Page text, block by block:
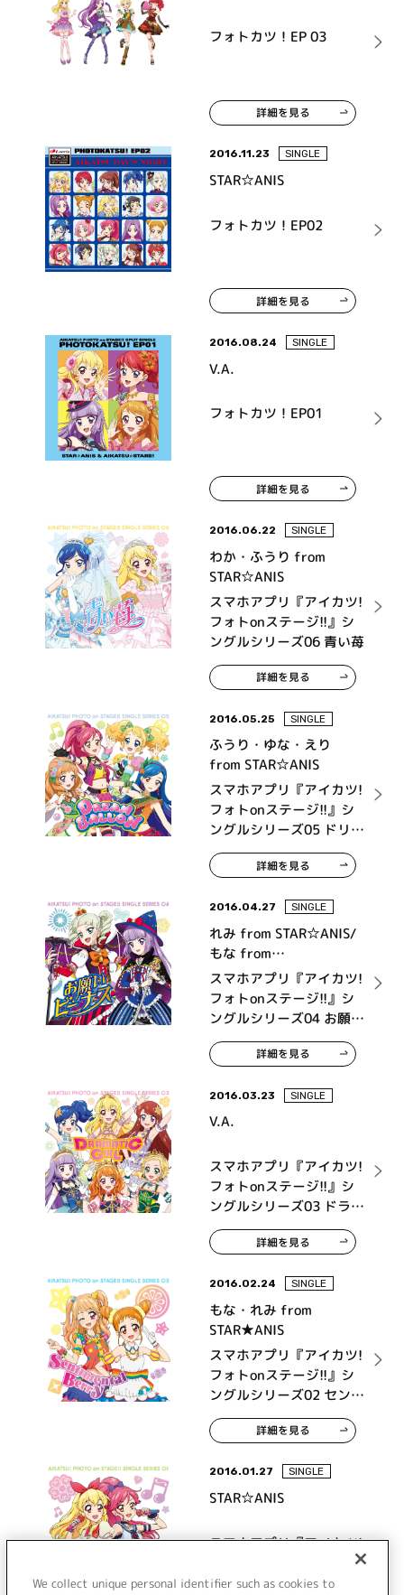
フォトカツ！EP 03
詳細を見る
2016.11.23 SINGLE
STAR☆ANIS
フォトカツ！EP02
詳細を見る
2016.08.24 SINGLE
V.A.
フォトカツ！EP01
詳細を見る
2016.06.22 SINGLE
わか・ふうり from
STAR☆ANIS
スマホアプリ『アイカツ!
フォトonステージ!!』シ
ングルシリーズ06 青い苺
詳細を見る
2016.05.25 SINGLE
ふうり・ゆな・えり
from STAR☆ANIS
スマホアプリ『アイカツ!
フォトonステージ!!』シ
ングルシリーズ05 ドリー
ムバルーン
詳細を見る
2016.04.27 SINGLE
れみ from STAR☆ANIS/
もな from
AIKATSU☆STARS！
スマホアプリ『アイカツ!
フォトonステージ!!』シ
ングルシリーズ04 お願い
ビーナス
詳細を見る
2016.03.23 SINGLE
V.A.
スマホアプリ『アイカツ!
フォトonステージ!!』シ
ングルシリーズ03 ドラマ
チックガール
詳細を見る
2016.02.24 SINGLE
もな・れみ from
STAR★ANIS
スマホアプリ『アイカツ!
フォトonステージ!!』シ
ングルシリーズ02 センチ
メンタルベリー
詳細を見る
2016.01.27 SINGLE
STAR☆ANIS
スマホアプリ『アイカツ!
ングルシリーズ01 カメレ
We collect unique personal identifier such as cookies to